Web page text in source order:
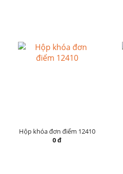
Hộp khóa đơn điểm 12410
0 đ